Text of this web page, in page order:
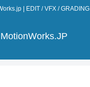
| EDIT / VFX / GRADING
MotionWorks.JP